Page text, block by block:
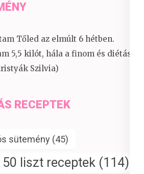
Tőled az elmúlt 6 hétben.
5,5 kilót, hála a finom és diétás
Szilvia)
RECEPTEK
sütemény (45)
50 liszt receptek (114)